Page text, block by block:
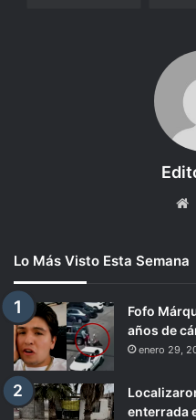
Lo Más Visto Esta Semana
Fofo
años de
enero 29,
enterrada